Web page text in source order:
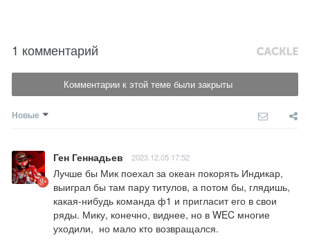
1 комментарий
Комментарии к этой теме были закрыты
Новые
Ген Геннадьев 2023.12.05 17:52
Лучше бы Мик поехал за океан покорять Индикар,
выиграл бы там пару титулов, а потом бы, глядишь,
какая-нибудь команда ф1 и пригласит его в свои
ряды. Мику, конечно, виднее, но в WEC многие
уходили,  но мало кто возвращался.